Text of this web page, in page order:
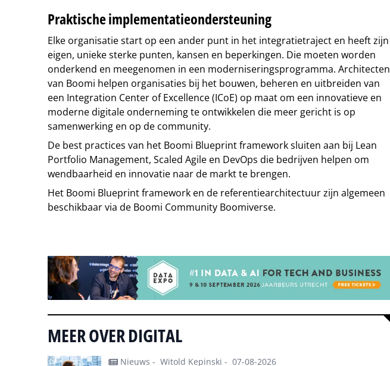
Praktische implementatieondersteuning
Elke organisatie start op een ander punt in het integratietraject en heeft zijn
eigen, unieke sterke punten, kansen en beperkingen. Die moeten worden
onderkend en meegenomen in een moderniseringsprogramma. Architecten
van Boomi helpen organisaties bij het bouwen, beheren en uitbreiden van
een Integration Center of Excellence (ICoE) op maat om een innovatieve en
moderne digitale onderneming te ontwikkelen die meer gericht is op
samenwerking en op de community.
De best practices van het Boomi Blueprint framework sluiten aan bij Lean
Portfolio Management, Scaled Agile en DevOps die bedrijven helpen om
wendbaarheid en innovatie naar de markt te brengen.
Het Boomi Blueprint framework en de referentiearchitectuur zijn algemeen
beschikbaar via de Boomi Community Boomiverse.
MEER OVER DIGITAL
Nieuws - Witold Kepinski - 07-08-2026